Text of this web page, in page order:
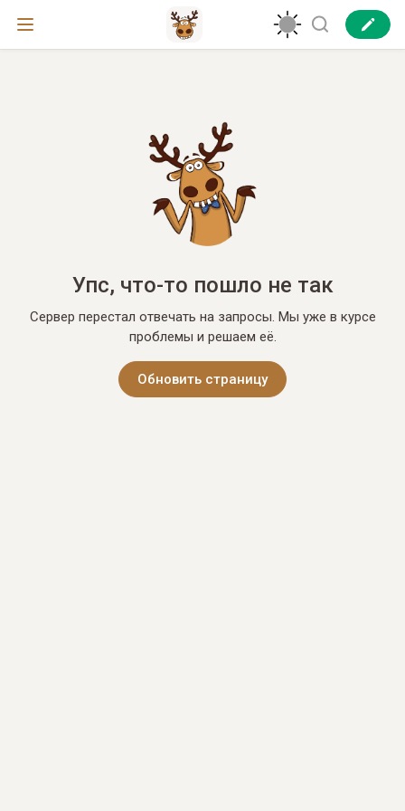
Упс, что-то пошло не так
Сервер перестал отвечать на запросы. Мы уже в курсе
проблемы и решаем её.
Обновить страницу